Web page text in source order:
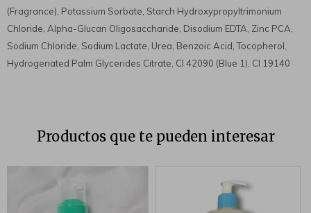
(Fragrance), Potassium Sorbate, Starch Hydroxypropyltrimonium
Chloride, Alpha-Glucan Oligosaccharide, Disodium EDTA, Zinc PCA,
Sodium Chloride, Sodium Lactate, Urea, Benzoic Acid, Tocopherol,
Hydrogenated Palm Glycerides Citrate, CI 42090 (Blue 1), CI 19140
Productos que te pueden interesar